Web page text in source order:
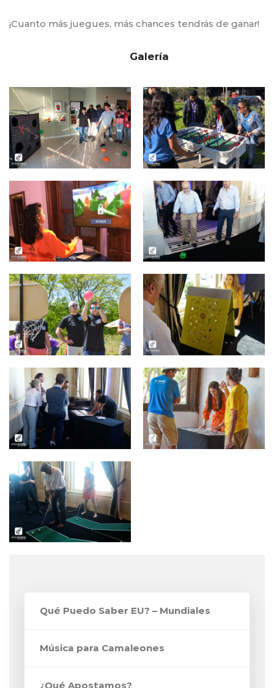
¡Cuanto más juegues, más chances tendrás de ganar!
Galería
Qué Puedo Saber EU? – Mundiales
Música para Camaleones
¿Qué Apostamos?